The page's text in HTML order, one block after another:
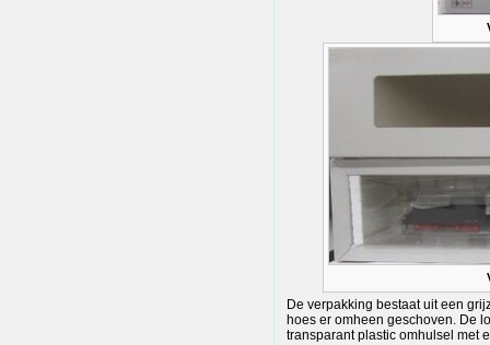
De verpakking bestaat uit een
hoes er omheen geschoven. De
transparant plastic omhulsel met